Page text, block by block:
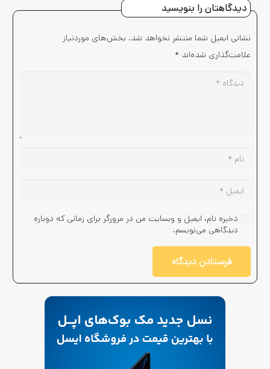
دیدگاهتان را بنویسید
نشانی ایمیل شما منتشر نخواهد شد. بخش‌های موردنیاز
علامت‌گذاری شده‌اند *
ذخیره نام، ایمیل و وبسایت من در مرورگر برای زمانی که دوباره
دیدگاهی می‌نویسم.
فرستادن دیدگاه